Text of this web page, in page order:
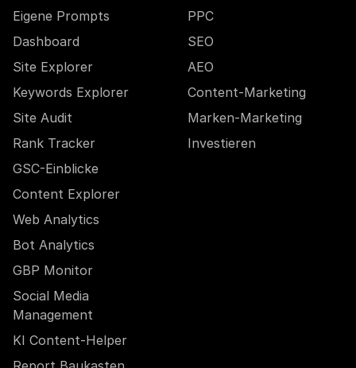
Eigene Prompts
Dashboard
Site Explorer
Keywords Explorer
Site Audit
Rank Tracker
GSC-Einblicke
Content Explorer
Web Analytics
Bot Analytics
GBP Monitor
Social Media
Management
KI Content-Helper
PPC
SEO
AEO
Content-Marketing
Marken-Marketing
Investieren